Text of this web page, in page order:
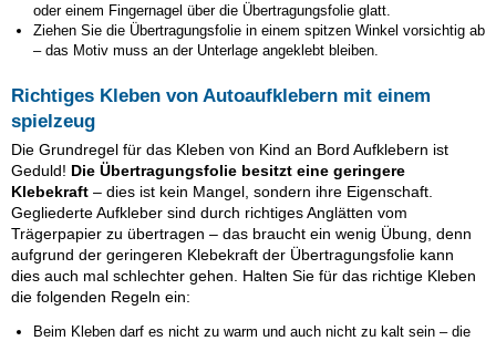
oder einem Fingernagel über die Übertragungsfolie glatt.
Ziehen Sie die Übertragungsfolie in einem spitzen Winkel vorsichtig ab
– das Motiv muss an der Unterlage angeklebt bleiben.
Richtiges Kleben von Autoaufklebern mit einem
spielzeug
Die Grundregel für das Kleben von Kind an Bord Aufklebern ist
Geduld! Die Übertragungsfolie besitzt eine geringere
Klebekraft – dies ist kein Mangel, sondern ihre Eigenschaft.
Gegliederte Aufkleber sind durch richtiges Anglätten vom
Trägerpapier zu übertragen – das braucht ein wenig Übung, denn
aufgrund der geringeren Klebekraft der Übertragungsfolie kann
dies auch mal schlechter gehen. Halten Sie für das richtige Kleben
die folgenden Regeln ein:
Beim Kleben darf es nicht zu warm und auch nicht zu kalt sein – die